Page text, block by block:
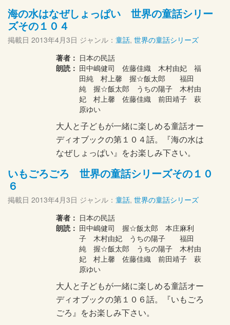
海の水はなぜしょっぱい 世界の童話シリー
ズその１０４
掲載日 2013年4月3日 ジャンル： 童話, 世界の童話シリーズ
著者： 日本の民話
朗読： 田中嶋健司 佐藤佳織 木村由妃 福
田純 村上馨 握☆飯太郎 福田
純 握☆飯太郎 うちの陽子 木村由
妃 村上馨 佐藤佳織 前田靖子 萩
原ゆい
大人と子どもが一緒に楽しめる童話オー
ディオブックの第１０４話。『海の水は
なぜしょっぱい』をお楽しみ下さい。
いもごろごろ 世界の童話シリーズその１０
６
掲載日 2013年4月3日 ジャンル： 童話, 世界の童話シリーズ
著者： 日本の民話
朗読： 田中嶋健司 握☆飯太郎 本庄麻利
子 木村由妃 うちの陽子 福田
純 握☆飯太郎 うちの陽子 木村由
妃 村上馨 佐藤佳織 前田靖子 萩
原ゆい
大人と子どもが一緒に楽しめる童話オー
ディオブックの第１０６話。『いもごろ
ごろ』をお楽しみ下さい。